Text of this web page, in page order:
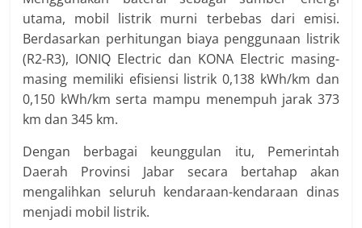
utama, mobil listrik murni terbebas dari emisi.
Berdasarkan perhitungan biaya penggunaan listrik
(R2-R3), IONIQ Electric dan KONA Electric masing-
masing memiliki efisiensi listrik 0,138 kWh/km dan
0,150 kWh/km serta mampu menempuh jarak 373
km dan 345 km.
Dengan berbagai keunggulan itu, Pemerintah
Daerah Provinsi Jabar secara bertahap akan
mengalihkan seluruh kendaraan-kendaraan dinas
menjadi mobil listrik.